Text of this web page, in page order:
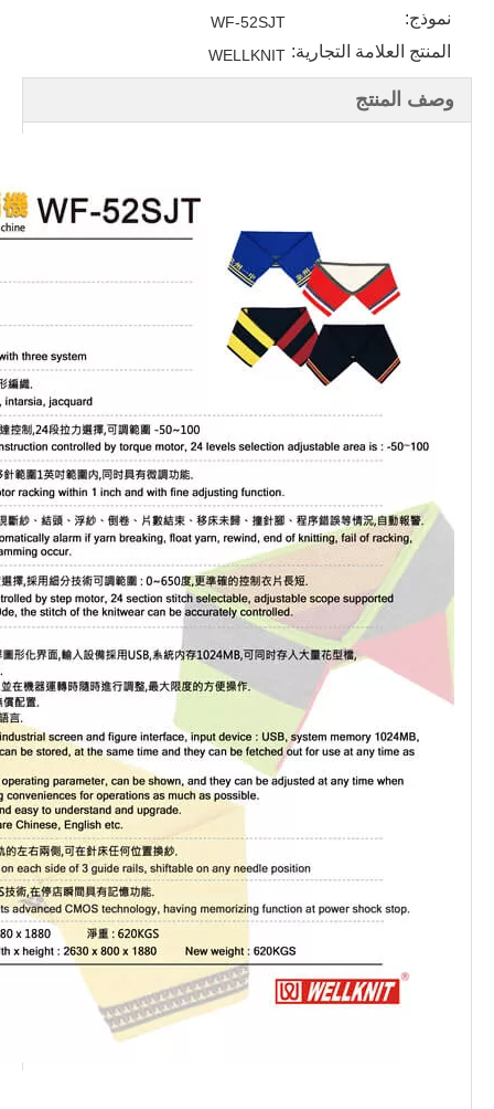
نموذج: WF-52SJT
المنتج العلامة التجارية: WELLKNIT
وصف المنتج